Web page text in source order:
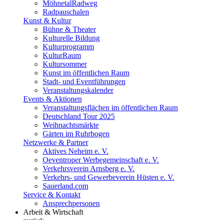
MöhnetalRadweg
Radpauschalen
Kunst & Kultur
Bühne & Theater
Kulturelle Bildung
Kulturprogramm
KulturRaum
Kultursommer
Kunst im öffentlichen Raum
Stadt- und Eventführungen
Veranstaltungskalender
Events & Aktionen
Veranstaltungsflächen im öffentlichen Raum
Deutschland Tour 2025
Weihnachtsmärkte
Gärten im Ruhrbogen
Netzwerke & Partner
Aktives Neheim e. V.
Oeventroper Werbegemeinschaft e. V.
Verkehrsverein Arnsberg e. V.
Verkehrs- und Gewerbeverein Hüsten e. V.
Sauerland.com
Service & Kontakt
Ansprechpersonen
Arbeit & Wirtschaft